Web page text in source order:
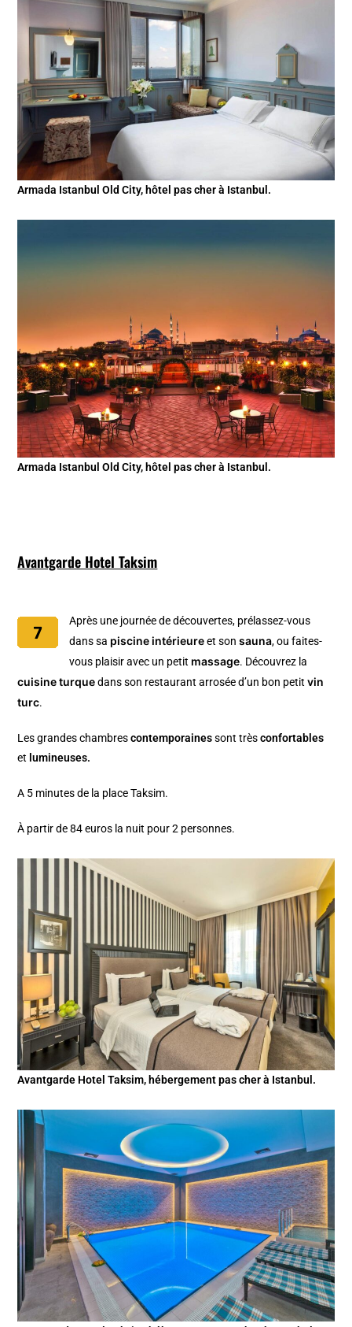
Armada Istanbul Old City, hôtel pas cher à Istanbul.
Armada Istanbul Old City, hôtel pas cher à Istanbul.
Avantgarde Hotel Taksim
Après une journée de découvertes, prélassez-vous
dans sa piscine intérieureet sonsauna, ou faites-
vous plaisir avec un petit massage. Découvrez la
cuisine turquedans son restaurant arrosée d’un bon petitvin
turc.
Les grandes chambrescontemporainessont trèsconfortables
et lumineuses.
A 5 minutes de la place Taksim.
À partir de 84 euros la nuit pour 2 personnes.
Avantgarde Hotel Taksim, hébergement pas cher à Istanbul.